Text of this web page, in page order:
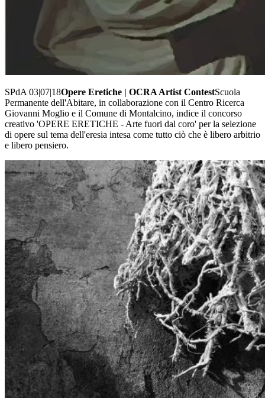
SPdA 03|07|18Opere Eretiche | OCRA Artist ContestScuola
Permanente dell'Abitare, in collaborazione con il Centro Ricerca
Giovanni Moglio e il Comune di Montalcino, indice il concorso
creativo 'OPERE ERETICHE - Arte fuori dal coro' per la selezione
di opere sul tema dell'eresia intesa come tutto ciò che è libero arbitrio
e libero pensiero.